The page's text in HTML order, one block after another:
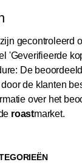
gecontroleerd
'Geverifieerde
De
de klanten
over het
roastmarket.